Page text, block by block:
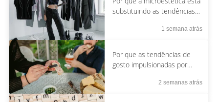
substituindo as tendências
1 semana atrás
Por que as tendências de
gosto impulsionadas por
vez mais restritas?2 semanas atrás